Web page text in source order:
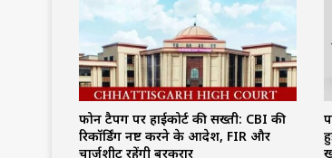
फोन टैपिंग पर हाईकोर्ट की सख्ती: CBI की
रिकॉर्डिंग नष्ट करने के आदेश, FIR और
चार्जशीट रहेंगी बरकरार